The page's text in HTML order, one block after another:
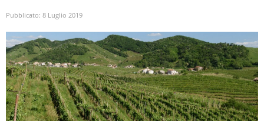
Pubblicato: 8 Luglio 2019